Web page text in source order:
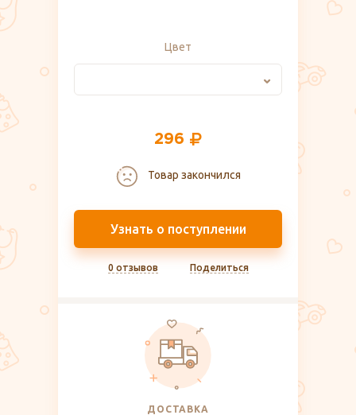
Цвет
296
Товар закончился
Узнать о поступлении
0 отзывов Поделиться
ДОСТАВКА